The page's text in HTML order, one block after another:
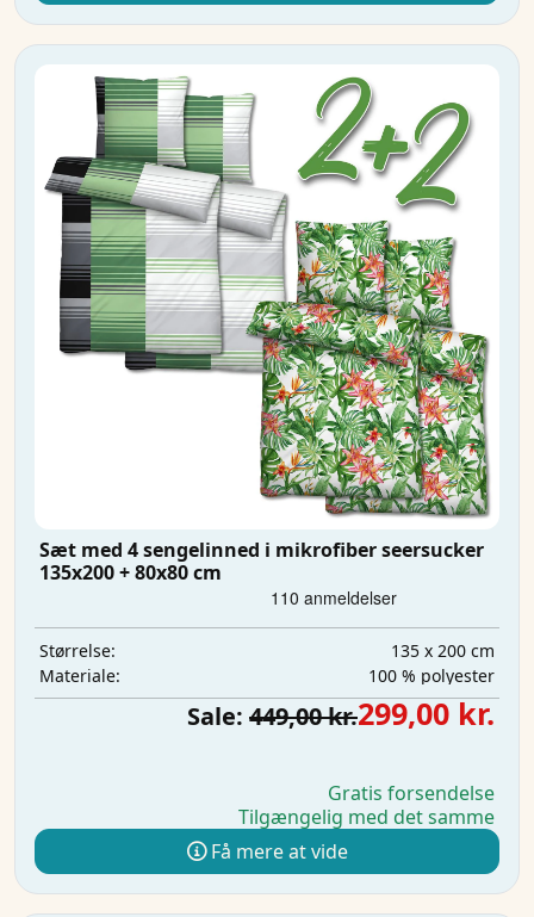
Sæt med 4 sengelinned i mikrofiber seersucker
135x200 + 80x80 cm
Størrelse:
135 x 200 cm
Materiale:
100 % polyester
Sale: 449,00 kr.299,00 kr.
Gratis forsendelse
Tilgængelig med det samme
Få mere at vide